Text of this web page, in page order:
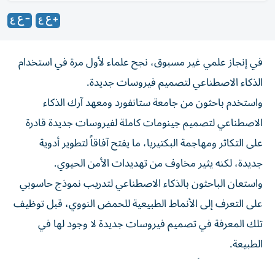
في إنجاز علمي غير مسبوق، نجح علماء لأول مرة في استخدام
الذكاء الاصطناعي لتصميم فيروسات جديدة.
واستخدم باحثون من جامعة ستانفورد ومعهد آرك الذكاء
الاصطناعي لتصميم جينومات كاملة لفيروسات جديدة قادرة
على التكاثر ومهاجمة البكتيريا، ما يفتح آفاقاً لتطوير أدوية
جديدة، لكنه يثير مخاوف من تهديدات الأمن الحيوي.
واستعان الباحثون بالذكاء الاصطناعي لتدريب نموذج حاسوبي
على التعرف إلى الأنماط الطبيعية للحمض النووي، قبل توظيف
تلك المعرفة في تصميم فيروسات جديدة لا وجود لها في
الطبيعة.